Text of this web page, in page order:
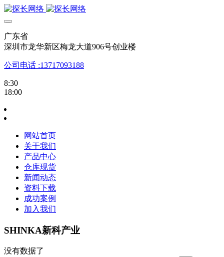
广东省
深圳市龙华新区梅龙大道906号创业楼
公司电话 :13717093188
8:30
18:00
网站首页
关于我们
产品中心
仓库现货
新闻动态
资料下载
成功案例
加入我们
SHINKA新科产业
没有数据了